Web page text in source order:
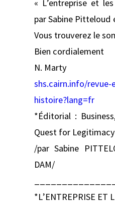
« L’entreprise et
par Sabine Pitteloud
Vous trouverez le
Bien cordialement
N. Marty
shs.cairn.info/revue-
histoire?lang=fr
*Éditorial :
Quest for
/par Sabine
DAM/
*L’ENTREPRISE ET